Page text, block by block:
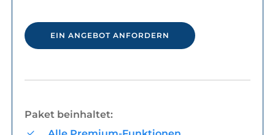
EIN ANGEBOT ANFORDERN
Paket beinhaltet: